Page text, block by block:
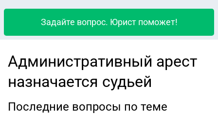
Задайте вопрос. Юрист поможет!
Административный арест
назначается судьей
Последние вопросы по теме